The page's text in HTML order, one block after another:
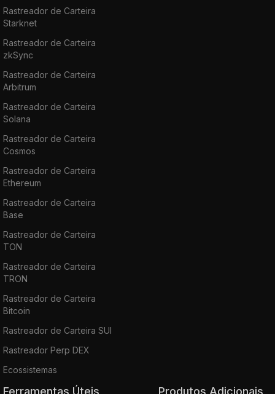
Rastreador de Carteira
Starknet
Rastreador de Carteira
zkSync
Rastreador de Carteira
Arbitrum
Rastreador de Carteira
Solana
Rastreador de Carteira
Cosmos
Rastreador de Carteira
Ethereum
Rastreador de Carteira
Base
Rastreador de Carteira
TON
Rastreador de Carteira
TRON
Rastreador de Carteira
Bitcoin
Rastreador de Carteira SUI
Rastreador Perp DEX
Ecossistemas
Ferramentas Úteis Produtos Adicionais